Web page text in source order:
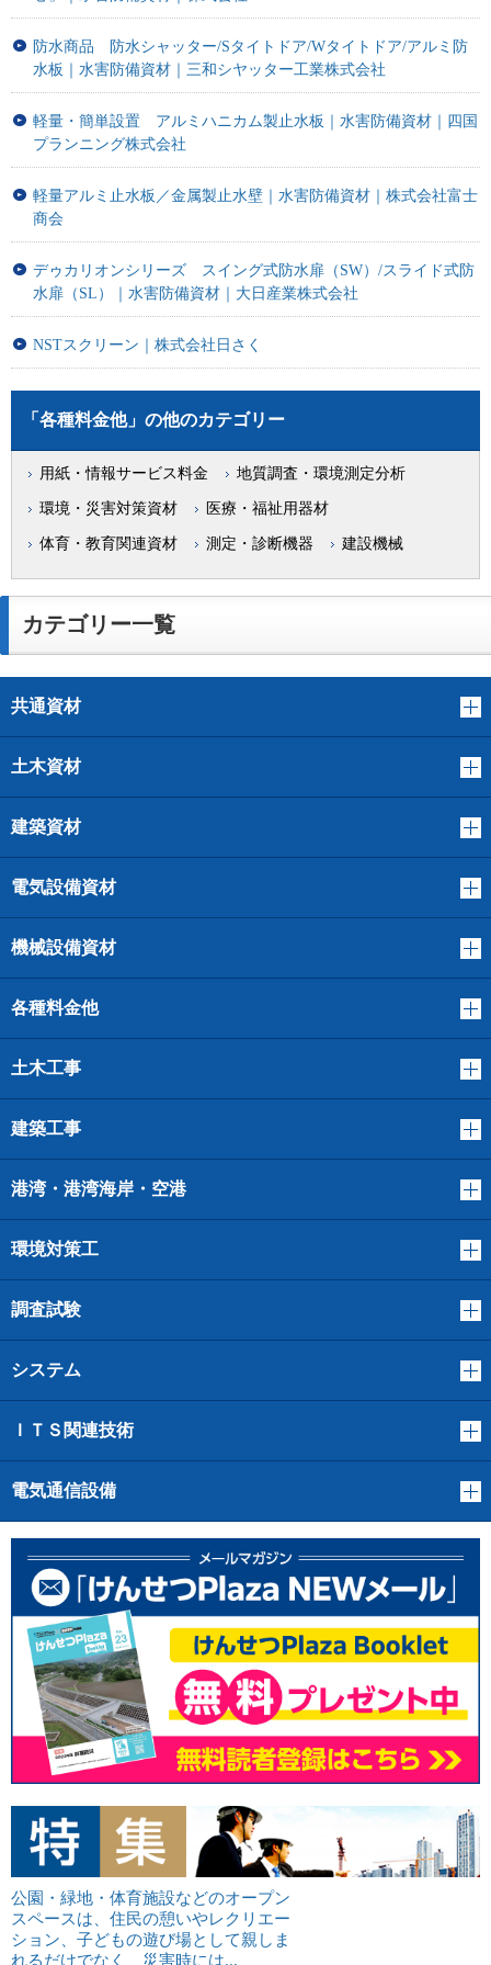
防水商品 防水シャッター/Sタイトドア/Wタイトドア/アルミ防
水板｜水害防備資材｜三和シヤッター工業株式会社
軽量・簡単設置 アルミハニカム製止水板｜水害防備資材｜四国
プランニング株式会社
軽量アルミ止水板／金属製止水壁｜水害防備資材｜株式会社富士
商会
デゥカリオンシリーズ スイング式防水扉（SW）/スライド式防
水扉（SL）｜水害防備資材｜大日産業株式会社
NSTスクリーン｜株式会社日さく
「各種料金他」の他のカテゴリー
用紙・情報サービス料金 地質調査・環境測定分析
環境・災害対策資材 医療・福祉用器材
体育・教育関連資材 測定・診断機器 建設機械
カテゴリー一覧
共通資材
土木資材
建築資材
電気設備資材
機械設備資材
各種料金他
土木工事
建築工事
港湾・港湾海岸・空港
環境対策工
調査試験
システム
ＩＴＳ関連技術
電気通信設備
公園・緑地・体育施設などのオープン
スペースは、住民の憩いやレクリエー
ション、子どもの遊び場として親しま
れるだけでなく、災害時には...